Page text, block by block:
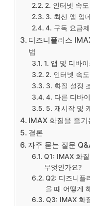
2. 인터넷 속도
3. 최신 앱 업
4. 구독 요금
디즈니플러스
법
1. 앱 및 디바
2. 인터넷 속
3. 화질 설정
4. 다른 디바
5. 재시작 및
IMAX 화질을 즐
결론
자주 묻는 질문
Q1: IMAX 화
무엇인가요?
Q2: 디즈니플
을 때 어떻게
Q3: IMAX 화